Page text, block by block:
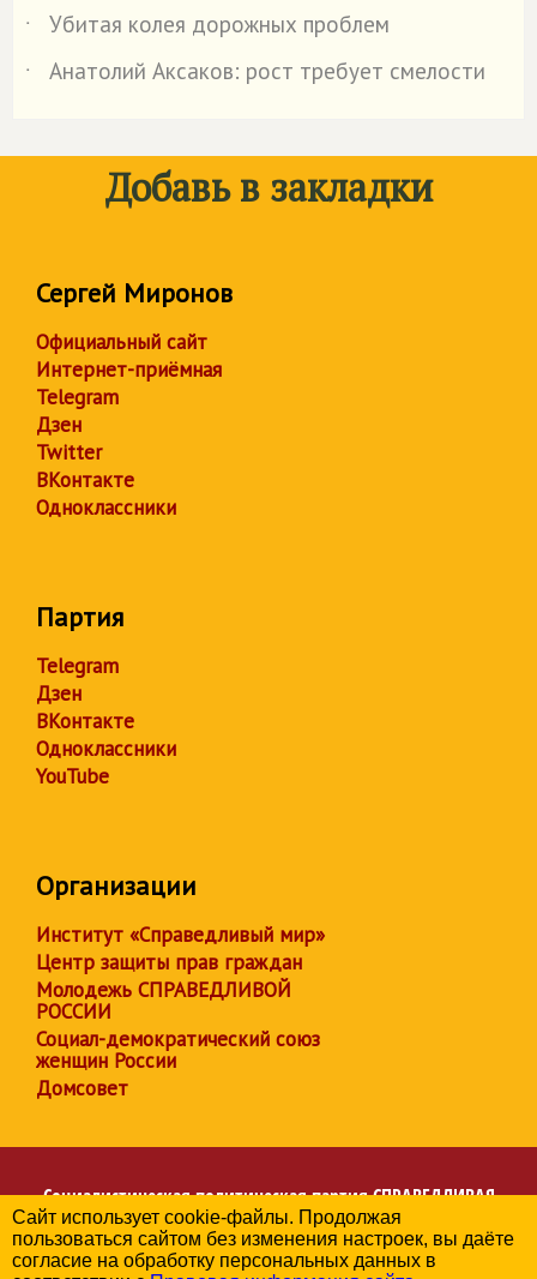
˙
Убитая колея дорожных проблем
˙
Анатолий Аксаков: рост требует смелости
Добавь в закладки
Сергей Миронов
Официальный сайт
Интернет-приёмная
Telegram
Дзен
Twitter
ВКонтакте
Одноклассники
Партия
Telegram
Дзен
ВКонтакте
Одноклассники
YouTube
Организации
Институт «Справедливый мир»
Центр защиты прав граждан
Молодежь СПРАВЕДЛИВОЙ
РОССИИ
Социал-демократический союз
женщин России
Домсовет
Социалистическая политическая партияСПРАВЕДЛИВАЯ
РОССИЯ
Региональное отделение партии в Чувашской Республике
Сайт использует cookie-файлы. Продолжая
пользоваться сайтом без изменения настроек, вы даёте
согласие на обработку персональных данных в